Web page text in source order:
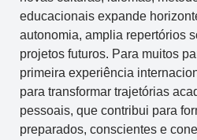
educacionais expande
autonomia, amplia repertórios
projetos futuros. Para muitos
primeira experiência
para transformar trajetórias
pessoais, que contribui para
preparados, conscientes e